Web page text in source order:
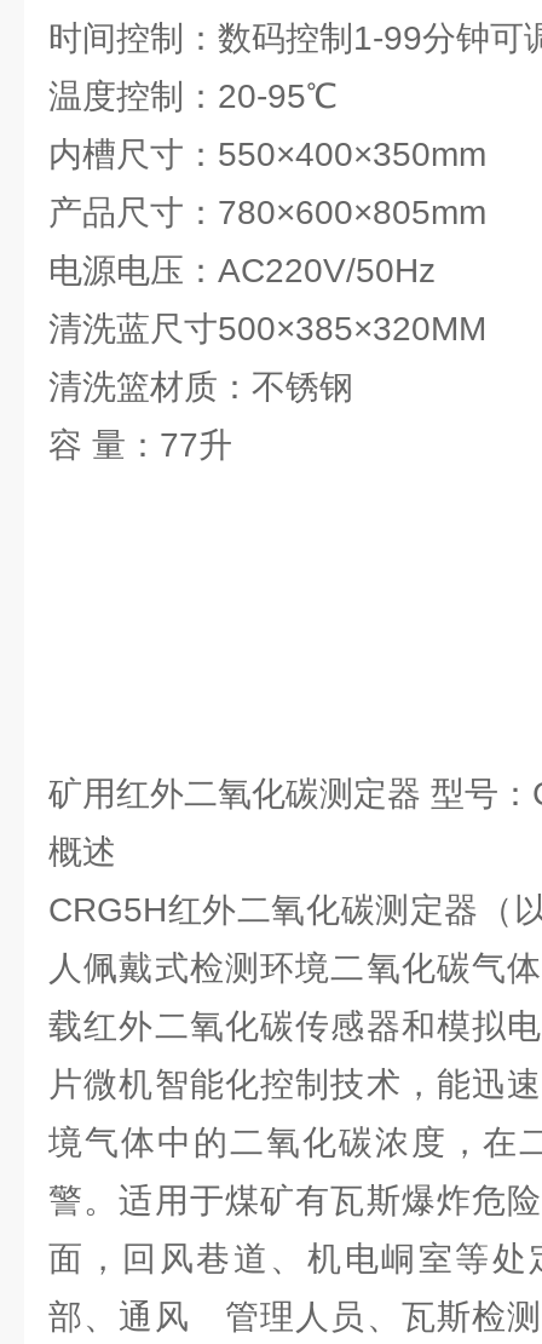
时间控制：数码控制1-99分钟
温度控制：20-95℃
内槽尺寸：550×400×350mm
产品尺寸：780×600×805mm
电源电压：AC220V/50Hz
清洗蓝尺寸500×385×320MM
清洗篮材质：不锈钢
容 量：77升
矿用红外二氧化碳测定器 型号：
概述
CRG5H红外二氧化碳测定器（
人佩戴式检测环境二氧化碳气
载红外二氧化碳传感器和模拟
片微机智能化控制技术，能迅
境气体中的二氧化碳浓度，在
警。适用于煤矿有瓦斯爆炸危
面，回风巷道、机电峒室等处
部、通风 管理人员、瓦斯检